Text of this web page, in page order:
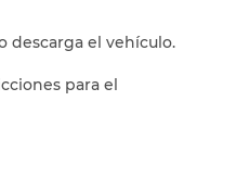
descarga el vehículo.
para el